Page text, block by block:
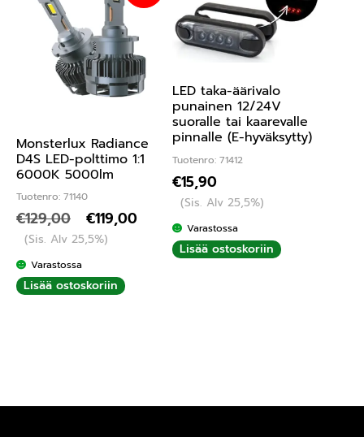
Monsterlux Radiance
D4S LED-polttimo 1:1
6000K 5000lm
Tuotenro: 71140
€129,00 €119,00
(Sis. Alv 25,5%)
Varastossa
Lisää ostoskoriin
LED taka-äärivalo
punainen 12/24V
suoralle tai kaarevalle
pinnalle (E-hyväksytty)
Tuotenro: 71412
€15,90
(Sis. Alv 25,5%)
Varastossa
Lisää ostoskoriin